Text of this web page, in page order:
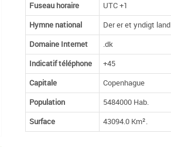
Fuseau horaire
UTC +1
Hymne national
Der er et yndigt land
Domaine Internet
.dk
Indicatif téléphone
+45
Capitale
Copenhague
Population
5484000 Hab.
Surface
43094.0 Km².